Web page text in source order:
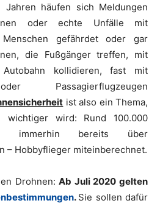
häufen sich Meldungen
oder echte Unfälle mit
gefährdet oder gar
die Fußgänger treffen, mit
kollidieren, fast mit
Passagierflugzeugen
ist also ein Thema,
wird: Rund 100.000
immerhin bereits über
– Hobbyflieger miteinberechnet.
Drohnen: Ab Juli 2020 gelten
. Sie sollen dafür